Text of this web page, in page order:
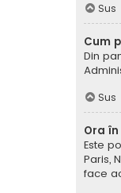
Sus
Cum
Din
Sus
Ora
Este
Paris,
face